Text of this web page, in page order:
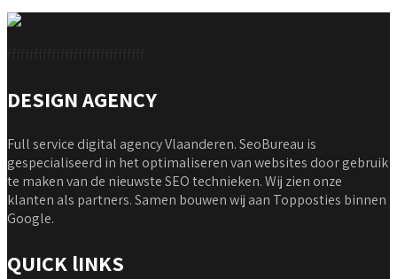
DESIGN AGENCY
Full service digital agency Vlaanderen. SeoBureau is
gespecialiseerd in het optimaliseren van websites door gebruik
te maken van de nieuwste SEO technieken. Wij zien onze
klanten als partners. Samen bouwen wij aan Topposties binnen
Google.
QUICK lINKS